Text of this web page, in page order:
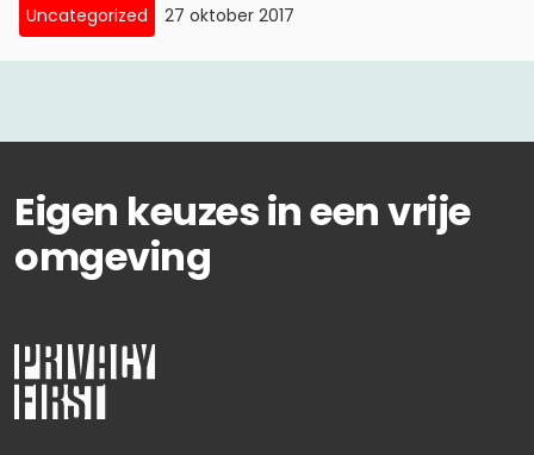
Uncategorized 27 oktober 2017
Eigen keuzes in een vrije
omgeving